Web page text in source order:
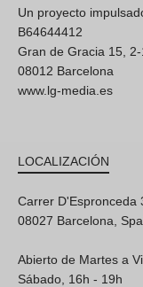
Un proyecto
B64644412
Gran de Gracia 15, 2-
08012 Barcelona
www.lg-media.es
LOCALIZACIÓN
Carrer D'Espronceda
08027 Barcelona,
Abierto de Martes a
Sábado, 16h - 19h